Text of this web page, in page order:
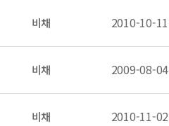
비채 2010-10-11
비채 2009-08-04
비채 2010-11-02